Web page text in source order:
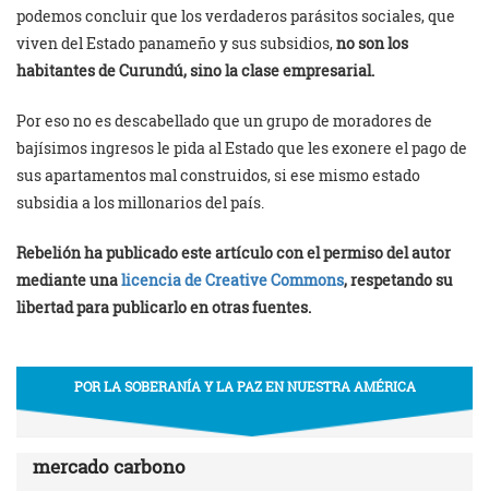
podemos concluir que los verdaderos parásitos sociales, que
viven del Estado panameño y sus subsidios,no son los
habitantes de Curundú, sino la clase empresarial.
Por eso no es descabellado que un grupo de moradores de
bajísimos ingresos le pida al Estado que les exonere el pago de
sus apartamentos mal construidos, si ese mismo estado
subsidia a los millonarios del país.
Rebelión ha publicado este artículo con el permiso del autor
mediante unalicencia de Creative Commons, respetando su
libertad para publicarlo en otras fuentes.
POR LA SOBERANÍA Y LA PAZ EN NUESTRA AMÉRICA
mercado carbono